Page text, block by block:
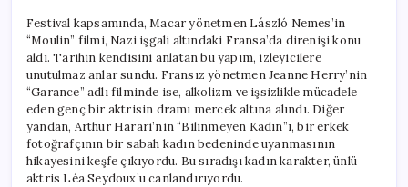
Festival kapsamında, Macar yönetmen László Nemes’in
“Moulin” filmi, Nazi işgali altındaki Fransa’da direnişi konu
aldı. Tarihin kendisini anlatan bu yapım, izleyicilere
unutulmaz anlar sundu. Fransız yönetmen Jeanne Herry’nin
“Garance” adlı filminde ise, alkolizm ve işsizlikle mücadele
eden genç bir aktrisin dramı mercek altına alındı. Diğer
yandan, Arthur Harari’nin “Bilinmeyen Kadın”ı, bir erkek
fotoğrafçının bir sabah kadın bedeninde uyanmasının
hikayesini keşfe çıkıyordu. Bu sıradışı kadın karakter, ünlü
aktris Léa Seydoux’u canlandırıyordu.